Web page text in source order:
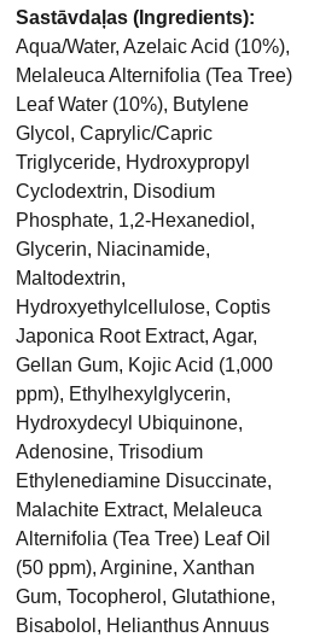
Sastāvdaļas (Ingredients):
Aqua/Water, Azelaic Acid (10%),
Melaleuca Alternifolia (Tea Tree)
Leaf Water (10%), Butylene
Glycol, Caprylic/Capric
Triglyceride, Hydroxypropyl
Cyclodextrin, Disodium
Phosphate, 1,2-Hexanediol,
Glycerin, Niacinamide,
Maltodextrin,
Hydroxyethylcellulose, Coptis
Japonica Root Extract, Agar,
Gellan Gum, Kojic Acid (1,000
ppm), Ethylhexylglycerin,
Hydroxydecyl Ubiquinone,
Adenosine, Trisodium
Ethylenediamine Disuccinate,
Malachite Extract, Melaleuca
Alternifolia (Tea Tree) Leaf Oil
(50 ppm), Arginine, Xanthan
Gum, Tocopherol, Glutathione,
Bisabolol, Helianthus Annuus